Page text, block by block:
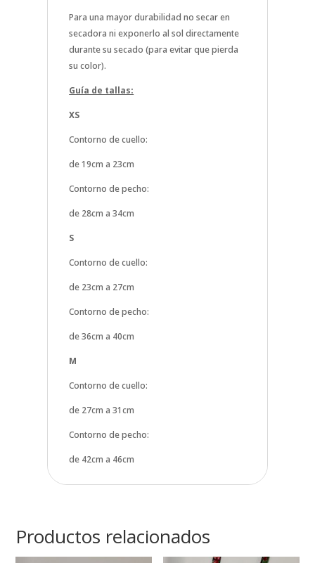
Para una mayor durabilidad no secar en
secadora ni exponerlo al sol directamente
durante su secado (para evitar que pierda
su color).
Guía de tallas:
XS
Contorno de cuello:
de 19cm a 23cm
Contorno de pecho:
de 28cm a 34cm
S
Contorno de cuello:
de 23cm a 27cm
Contorno de pecho:
de 36cm a 40cm
M
Contorno de cuello:
de 27cm a 31cm
Contorno de pecho:
de 42cm a 46cm
Productos relacionados